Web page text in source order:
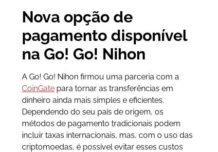
Nova opção de
pagamento disponível
na Go! Go! Nihon
A Go! Go! Nihon firmou uma parceria com a
CoinGatepara tornar as transferências em
dinheiro ainda mais simples e eficientes.
Dependendo do seu país de origem, os
métodos de pagamento tradicionais podem
incluir taxas internacionais, mas, com o uso das
criptomoedas, é possível evitar esses custos